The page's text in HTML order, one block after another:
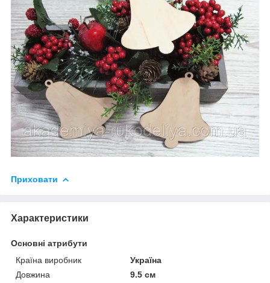
Приховати
Характеристики
Основні атрибути
Країна виробник
Україна
Довжина
9.5 см